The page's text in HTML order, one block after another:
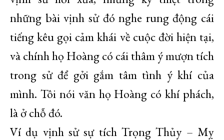
những bài vịnh sử đó nghe rung động cái
tiếng kêu gọi cảm khái về cuộc đời hiện tại,
và chính họ Hoàng có cái thâm ý mượn tích
trong sử để gởi gắm tâm tình ý khí của
mình. Tôi nói văn họ Hoàng có khí phách,
là ở chỗ đó.
Ví dụ vịnh sử sự tích Trọng Thủy – Mỵ